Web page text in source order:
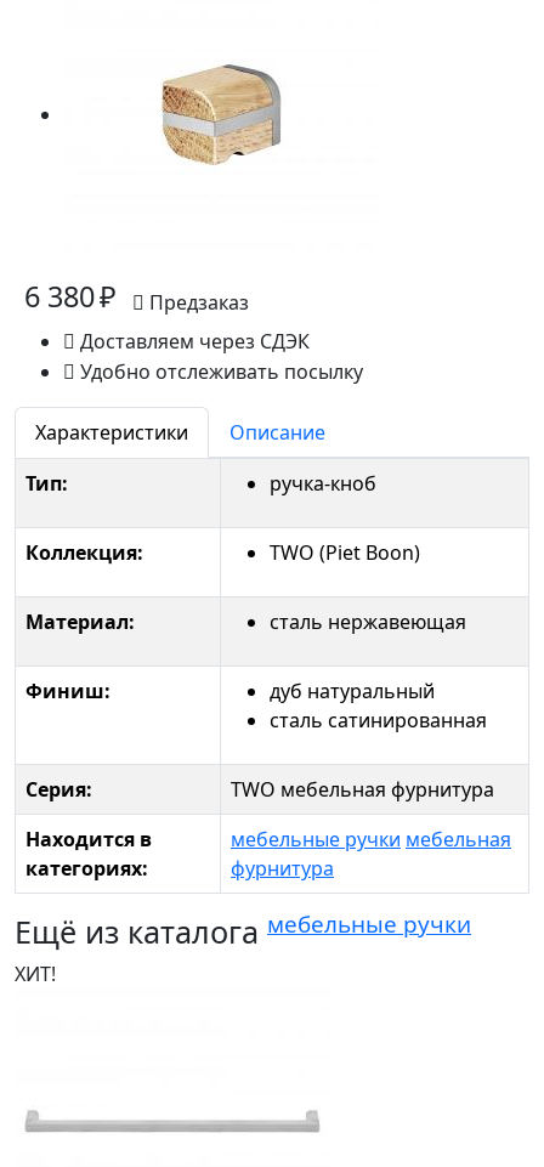
6 380 ₽
Предзаказ
Доставляем через СДЭК
Удобно отслеживать посылку
Характеристики
Описание
Тип:
ручка-кноб
Коллекция: TWO (Piet Boon)
Материал: сталь нержавеющая
Финиш:
дуб натуральный
сталь сатинированная
Серия:
TWO мебельная фурнитура
Находится в
категориях:
мебельные ручки мебельная
фурнитура
Ещё из каталога мебельные ручки
ХИТ!